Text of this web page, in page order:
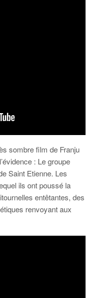
sombre film de Franju
: Le groupe
Saint Etienne. Les
ils ont poussé la
entêtantes, des
renvoyant aux